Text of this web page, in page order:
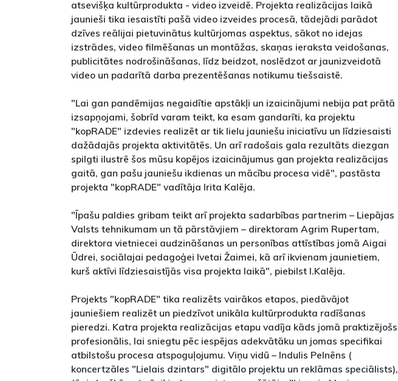
atsevišķa kultūrprodukta - video izveidē. Projekta realizācijas laikā
jaunieši tika iesaistīti pašā video izveides procesā, tādejādi parādot
dzīves reālijai pietuvinātus kultūrjomas aspektus, sākot no idejas
izstrādes, video filmēšanas un montāžas, skaņas ieraksta veidošanas,
publicitātes nodrošināšanas, līdz beidzot, noslēdzot ar jaunizveidotā
video un padarītā darba prezentēšanas notikumu tiešsaistē.
"Lai gan pandēmijas negaidītie apstākļi un izaicinājumi nebija pat prātā
izsapņojami, šobrīd varam teikt, ka esam gandarīti, ka projektu
"kopRADE" izdevies realizēt ar tik lielu jauniešu iniciatīvu un līdziesaisti
dažādajās projekta aktivitātēs. Un arī radošais gala rezultāts diezgan
spilgti ilustrē šos mūsu kopējos izaicinājumus gan projekta realizācijas
gaitā, gan pašu jauniešu ikdienas un mācību procesa vidē", pastāsta
projekta "kopRADE" vadītāja Irita Kalēja.
"Īpašu paldies gribam teikt arī projekta sadarbības partnerim – Liepājas
Valsts tehnikumam un tā pārstāvjiem – direktoram Agrim Rupertam,
direktora vietniecei audzināšanas un personības attīstības jomā Aigai
Ūdrei, sociālajai pedagoģei Ivetai Žaimei, kā arī ikvienam jaunietiem,
kurš aktīvi līdziesaistījās visa projekta laikā", piebilst I.Kalēja.
Projekts "kopRADE" tika realizēts vairākos etapos, piedāvājot
jauniešiem realizēt un piedzīvot unikāla kultūrprodukta radīšanas
pieredzi. Katra projekta realizācijas etapu vadīja kāds jomā praktizējošs
profesionālis, lai sniegtu pēc iespējas adekvātāku un jomas specifikai
atbilstošu procesa atspoguļojumu. Viņu vidū – Indulis Pelnēns (
koncertzāles "Lielais dzintars" digitālo projektu un reklāmas speciālists),